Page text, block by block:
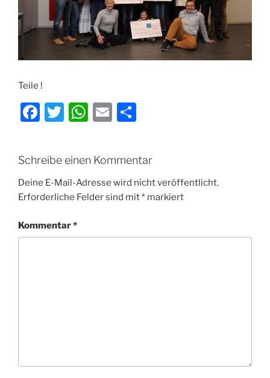
Teile !
F
c
e
b
o
o
T
itt
er
W
at
s
A
p
E
l
le
n
Schreibe einen Kommentar
Deine E-Mail-Adresse wird nicht veröffentlicht.
Erforderliche Felder sind mit* markiert
Kommentar*